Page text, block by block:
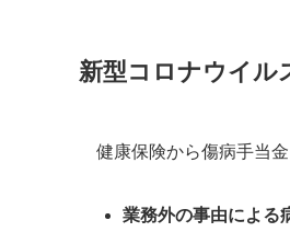
新型コロナウイル
健康保険から傷病手当
業務外の事由による